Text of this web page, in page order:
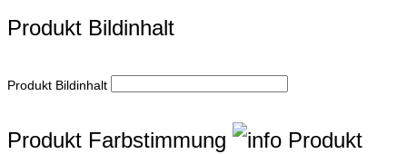
Produkt Bildinhalt
Produkt Bildinhalt
Produkt Farbstimmung
Produkt